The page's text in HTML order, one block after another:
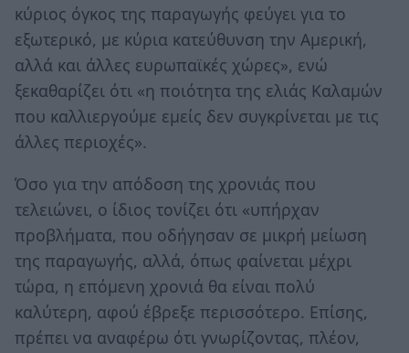
κύριος όγκος της παραγωγής φεύγει για το
εξωτερικό, με κύρια κατεύθυνση την Αμερική,
αλλά και άλλες ευρωπαϊκές χώρες», ενώ
ξεκαθαρίζει ότι «η ποιότητα της ελιάς Καλαμών
που καλλιεργούμε εμείς δεν συγκρίνεται με τις
άλλες περιοχές».
Όσο για την απόδοση της χρονιάς που
τελειώνει, ο ίδιος τονίζει ότι «υπήρχαν
προβλήματα, που οδήγησαν σε μικρή μείωση
της παραγωγής, αλλά, όπως φαίνεται μέχρι
τώρα, η επόμενη χρονιά θα είναι πολύ
καλύτερη, αφού έβρεξε περισσότερο. Επίσης,
πρέπει να αναφέρω ότι γνωρίζοντας, πλέον,